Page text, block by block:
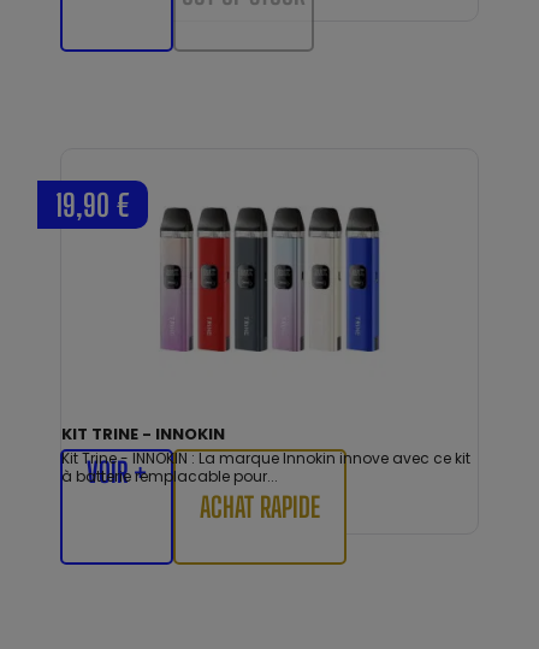
KIT TRINE - INNOKIN
Kit Trine - INNOKIN : La marque Innokin innove avec ce kit
à batterie remplacable pour...
19,90 €
VOIR +
ACHAT RAPIDE